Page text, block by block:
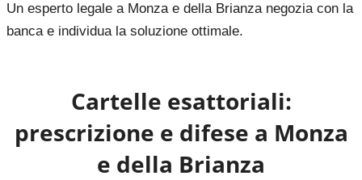
Un esperto legale a Monza e della Brianza negozia con la
banca e individua la soluzione ottimale.
Cartelle esattoriali:
prescrizione e difese a Monza
e della Brianza